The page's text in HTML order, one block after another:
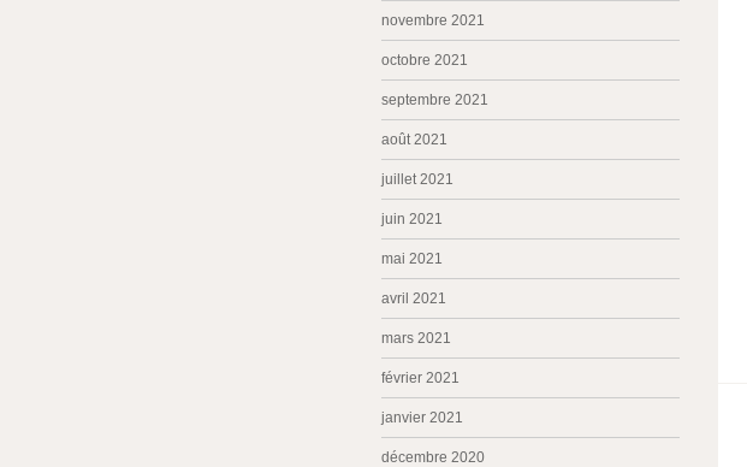
novembre 2021
octobre 2021
septembre 2021
août 2021
juillet 2021
juin 2021
mai 2021
avril 2021
mars 2021
février 2021
janvier 2021
décembre 2020